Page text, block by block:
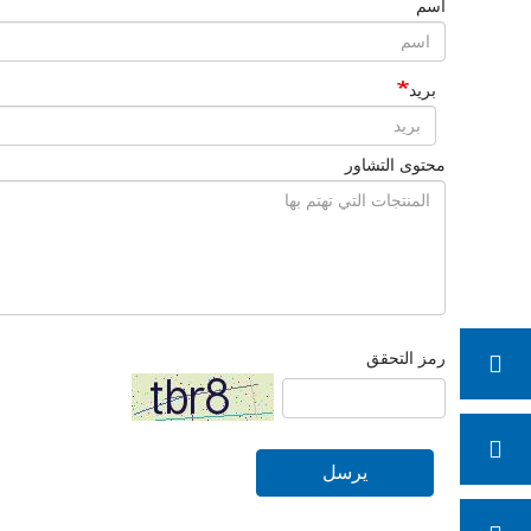
اسم
بريد
محتوى التشاور
رمز التحقق
يرسل